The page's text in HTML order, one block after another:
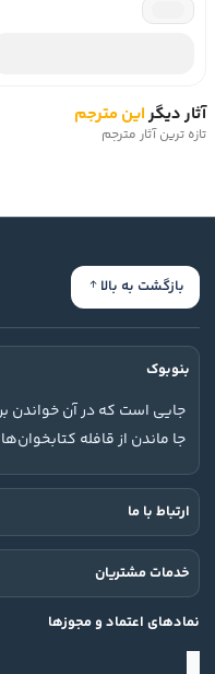
آثار دیگراین مترجم
تازه ترین آثار مترجم
بازگشت به بالا
بنوبوک
جایی است که در آن خواندن
جا ماندن از قافله
ارتباط با ما
خدمات مشتریان
نمادهای اعتماد و مجوزها